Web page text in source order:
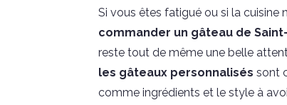
Si vous êtes fatigué ou si la
commander un gâteau de
reste tout de même une belle
les gâteaux personnalisés sont
comme ingrédients et le style à